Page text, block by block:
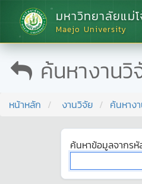
มหาวิทยาลัยแม่
Maejo University
ค้นหางานวิ
หน้าหลัก งานวิจัย ค้นหาง
ค้นหาข้อมูลจากร